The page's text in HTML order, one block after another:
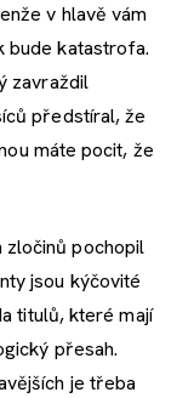
v hlavě vám
bude katastrofa.
zavraždil
předstíral, že
máte pocit, že
zločinů pochopil
jsou kýčovité
titulů, které mají
přesah.
je třeba